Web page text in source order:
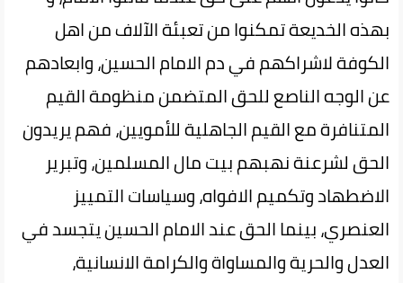
بهذه الخديعة تمكنوا من تعبئة الآلاف من اهل
الكوفة لاشراكهم في دم الامام الحسين، وابعادهم
عن الوجه الناصع للحق المتضمن منظومة القيم
المتنافرة مع القيم الجاهلية للأمويين، فهم يريدون
الحق لشرعنة نهبهم بيت مال المسلمين، وتبرير
الاضطهاد وتكميم الافواه، وسياسات التمييز
العنصري، بينما الحق عند الامام الحسين يتجسد في
العدل والحرية والمساواة والكرامة الانسانية،